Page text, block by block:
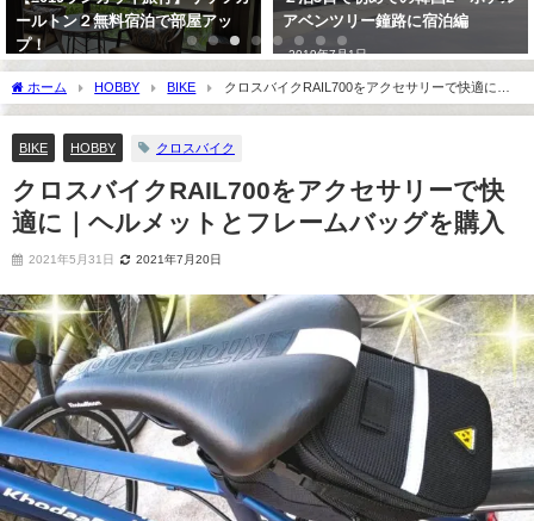
アベンツリー鐘路に宿泊編
2019年7月1日
トルコライスを食らう！ガッツリ
美味
ホーム HOBBY BIKE
クロスバイクRAIL700をアクセサリーで快適に｜
ヘルメットとフレームバッグを購入
BIKE HOBBY クロスバイク
クロスバイクRAIL700をアクセサリーで快
適に｜ヘルメットとフレームバッグを購入
2021年5月31日 2021年7月20日